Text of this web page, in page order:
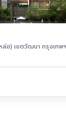
อ) เขตวัฒนา กรุงเทพฯ